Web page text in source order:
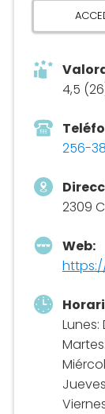
4,5
256-
2309
Web:
Lunes: